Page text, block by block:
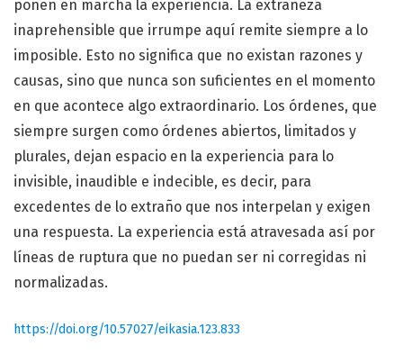
ponen en marcha la experiencia. La extrañeza
inaprehensible que irrumpe aquí remite siempre a lo
imposible. Esto no significa que no existan razones y
causas, sino que nunca son suficientes en el momento
en que acontece algo extraordinario. Los órdenes, que
siempre surgen como órdenes abiertos, limitados y
plurales, dejan espacio en la experiencia para lo
invisible, inaudible e indecible, es decir, para
excedentes de lo extraño que nos interpelan y exigen
una respuesta. La experiencia está atravesada así por
líneas de ruptura que no puedan ser ni corregidas ni
normalizadas.
https://doi.org/10.57027/eikasia.123.833